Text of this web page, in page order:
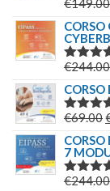
€149.00
CORSO
€244.00
€69.00
7
€244.00